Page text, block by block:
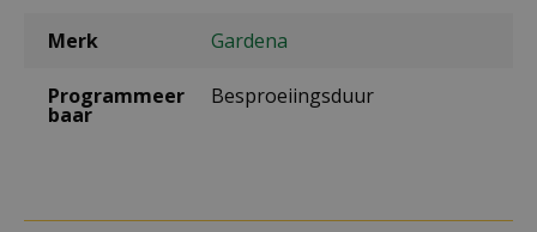
Merk Gardena
Programmeer
baar
Besproeiingsduur